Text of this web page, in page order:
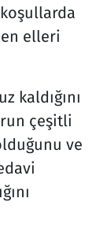
elleri
kaldığını
çeşitli
ve